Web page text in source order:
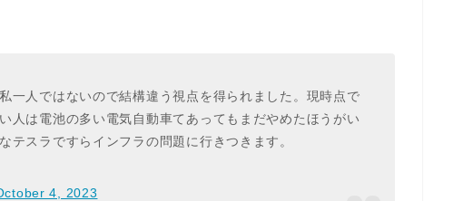
一人ではないので結構違う視点を得られました。現時点で
人は電池の多い電気自動車てあってもまだやめたほうがい
テスラですらインフラの問題に行きつきます。
4, 2023